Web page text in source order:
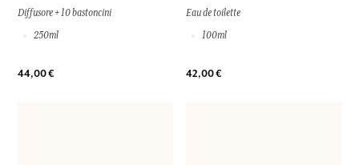
Diffusore + 10 bastoncini
250ml
44,00 €
Eau de toilette
100ml
42,00 €